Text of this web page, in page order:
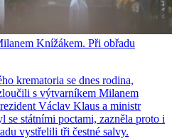
Knížákem. Při obřadu
krematoria se dnes rodina,
s výtvarníkem Milanem
Václav Klaus a ministr
státními poctami, zazněla proto i
vystřelili tři čestné salvy.